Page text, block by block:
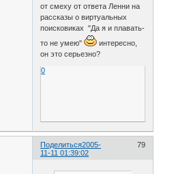
от смеху от ответа Ленни на
рассказы о виртуальных
поисковиках "Да я и плавать-
то не умею"
интересно,
он это серьезно?
0
Поделиться 79
2005-
11-11 01:39:02